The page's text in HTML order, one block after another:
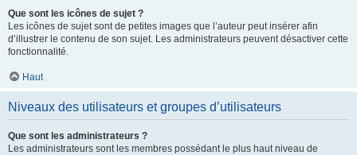
Que sont les icônes de sujet ?
Les icônes de sujet sont de petites images que l’auteur peut insérer afin
d’illustrer le contenu de son sujet. Les administrateurs peuvent désactiver cette
fonctionnalité.
Haut
Niveaux des utilisateurs et groupes d’utilisateurs
Que sont les administrateurs ?
Les administrateurs sont les membres possédant le plus haut niveau de